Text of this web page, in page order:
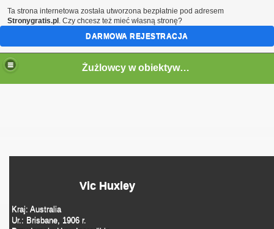
Żużlowcy w obiektywie by Speed
Vic Huxley
Kraj: Australia
Ur.: Brisbane, 1906 r.
Ta strona internetowa została utworzona bezpłatnie pod adresem
Stronygratis.pl . Czy chcesz też mieć własną stronę?
DARMOWA REJESTRACJA